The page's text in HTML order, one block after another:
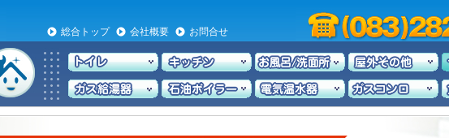
総合トップ 会社概要 お問合せ